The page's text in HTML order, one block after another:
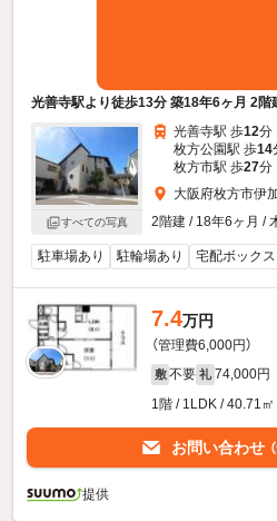
光善寺駅より徒歩13分 築18年6ヶ月 2階
すべての写真
光善寺駅 歩12分
枚方公園駅 歩14
枚方市駅 歩27分
大阪府枚方市伊
2階建 / 18年6ヶ月 /
駐車場あり 駐輪場あり 宅配ボックス
7.4万円
（管理費6,000円）
敷 不要 礼 74,000円
1階 / 1LDK / 40.71㎡
お問い合わせ
提供